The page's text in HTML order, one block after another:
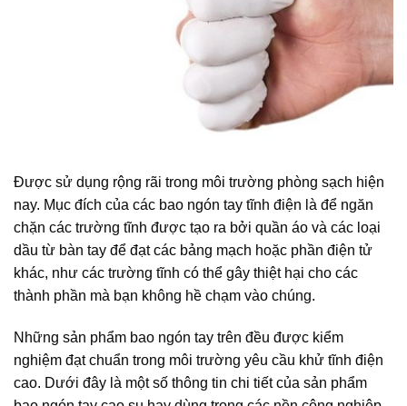
Được sử dụng rộng rãi trong môi trường phòng sạch hiện
nay. Mục đích của các bao ngón tay tĩnh điện là để ngăn
chặn các trường tĩnh được tạo ra bởi quần áo và các loại
dầu từ bàn tay để đạt các bảng mạch hoặc phần điện tử
khác, như các trường tĩnh có thể gây thiệt hại cho các
thành phần mà bạn không hề chạm vào chúng.
Những sản phẩm bao ngón tay trên đều được kiểm
nghiệm đạt chuẩn trong môi trường yêu cầu khử tĩnh điện
cao. Dưới đây là một số thông tin chi tiết của sản phẩm